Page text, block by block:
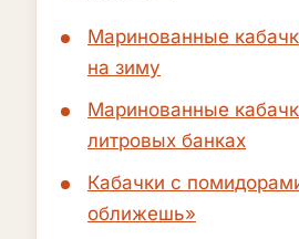
Маринованные
на зиму
Маринованные
литровых банках
Кабачки с
оближешь»